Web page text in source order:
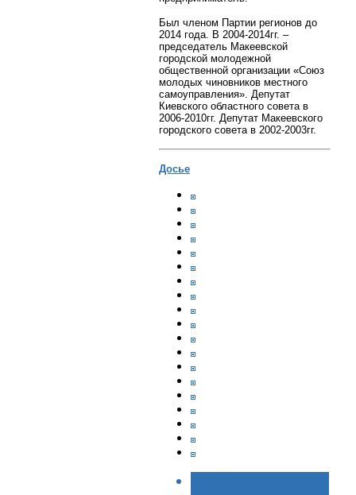
Был членом Партии регионов до
2014 года. В 2004-2014гг. –
председатель Макеевской
городской молодежной
общественной организации «Союз
молодых чиновников местного
самоуправления». Депутат
Киевского областного совета в
2006-2010гг. Депутат Макеевского
городского совета в 2002-2003гг.
Досье